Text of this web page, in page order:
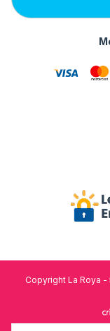
Copyright La Roya